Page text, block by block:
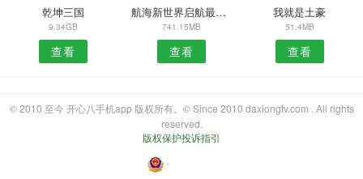
乾坤三国
9.34GB
查看
航海新世界启航最新版
741.15MB
查看
我就是土豪
51.4MB
查看
© 2010 至今 开心八手机app 版权所有。© Since 2010 daxiongtv.com . All rights
reserved.
版权保护投诉指引
・